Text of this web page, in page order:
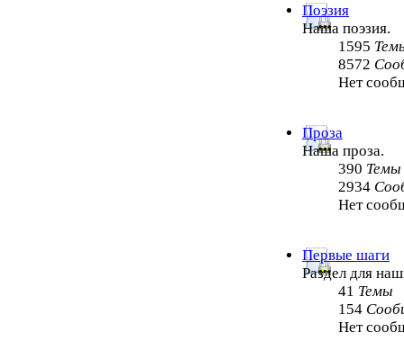
Поэзия
Наша поэзия.
1595
8572
Нет
Проза
Наша проза.
390 Темы
2934
Нет
Первые шаги
Раздел для
41 Темы
154
Нет